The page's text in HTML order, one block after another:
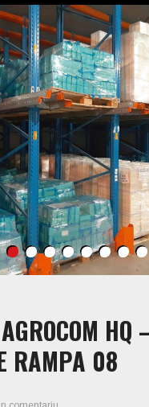
HQ
RAMPA 08